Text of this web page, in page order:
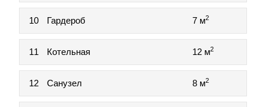
10 Гардероб 7 м2
11 Котельная 12 м2
12 Санузел 8 м2